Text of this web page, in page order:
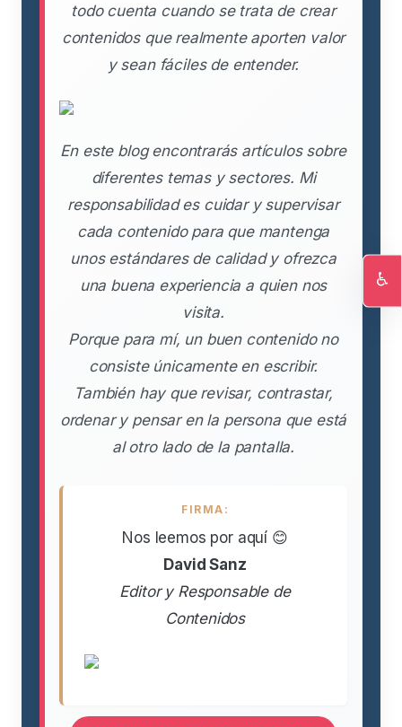
todo cuenta cuando se trata de crear
contenidos que realmente aporten valor
y sean fáciles de entender.
En este blog encontrarás artículos sobre
diferentes temas y sectores. Mi
responsabilidad es cuidar y supervisar
cada contenido para que mantenga
unos estándares de calidad y ofrezca
una buena experiencia a quien nos
visita.
Porque para mí, un buen contenido no
consiste únicamente en escribir.
También hay que revisar, contrastar,
ordenar y pensar en la persona que está
al otro lado de la pantalla.
FIRMA:
Nos leemos por aquí 😊
David Sanz
Editor y Responsable de
Contenidos
♿